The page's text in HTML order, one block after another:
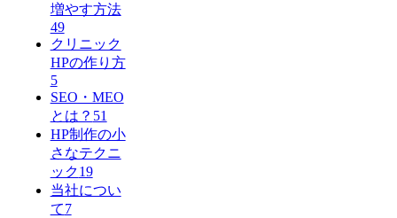
増やす方法
49
クリニック
HPの作り方
5
SEO・MEO
とは？ 51
HP制作の小
さなテクニ
ック19
当社につい
て7